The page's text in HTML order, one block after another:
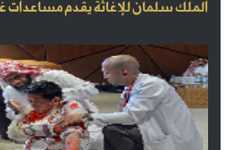
الملك سلمان للإغاثة يقدم مساعدات